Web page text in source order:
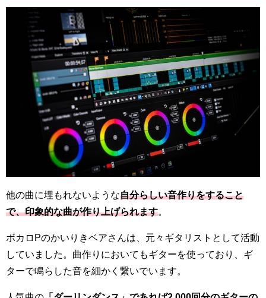
他の曲に埋もれないような自分らしい音作りをすること
で、印象的な曲が作り上げられます
ボカロPのかいりきベアさんは、元々ギタリストとして活動
していました。曲作りにおいてもギターを使っており、ギ
ターで鳴らした音を細かく繋いでいます。